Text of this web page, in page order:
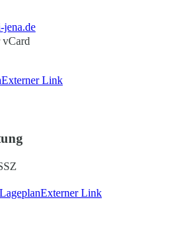
vCard
Externer Link
Externer Link